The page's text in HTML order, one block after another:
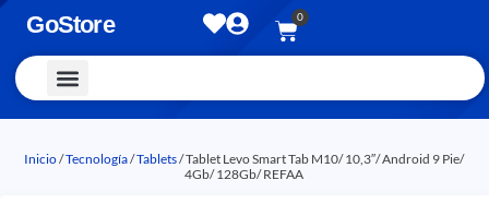
GoStore 0
Inicio/Tecnología/Tablets/ Tablet Levo Smart Tab M10/ 10,3″/ Android 9 Pie/
4Gb/ 128Gb/ REFAA